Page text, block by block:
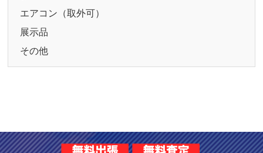
エアコン（取外可）
展示品
その他